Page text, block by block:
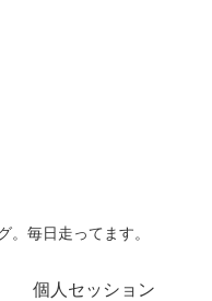
毎日走ってます。
個人セッション